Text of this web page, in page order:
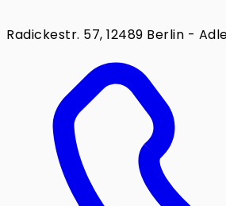
Radickestr. 57, 12489 Berlin -